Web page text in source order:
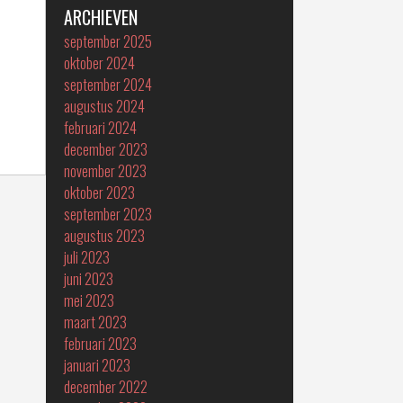
ARCHIEVEN
september 2025
oktober 2024
september 2024
augustus 2024
februari 2024
december 2023
november 2023
oktober 2023
september 2023
augustus 2023
juli 2023
juni 2023
mei 2023
maart 2023
februari 2023
januari 2023
december 2022